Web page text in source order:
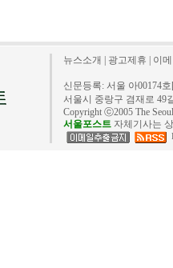
뉴스소개 광고제휴 이
신문등록: 서울 아00174
서울시 중랑구 겸재로 49
Copyright ⓒ2005 The
서울포스트 자체기사는